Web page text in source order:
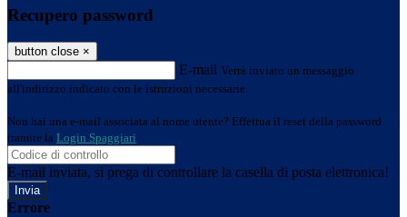
Recupero password
button close ×
E-mail Verrà inviato un messaggio
all'indirizzo indicato con le istruzioni necessarie.
Non hai una e-mail associata al nome utente? Effettua il reset della password
tramite la Login Spaggiari
E-mail inviata, si prega di controllare la casella di posta elettronica!
Errore